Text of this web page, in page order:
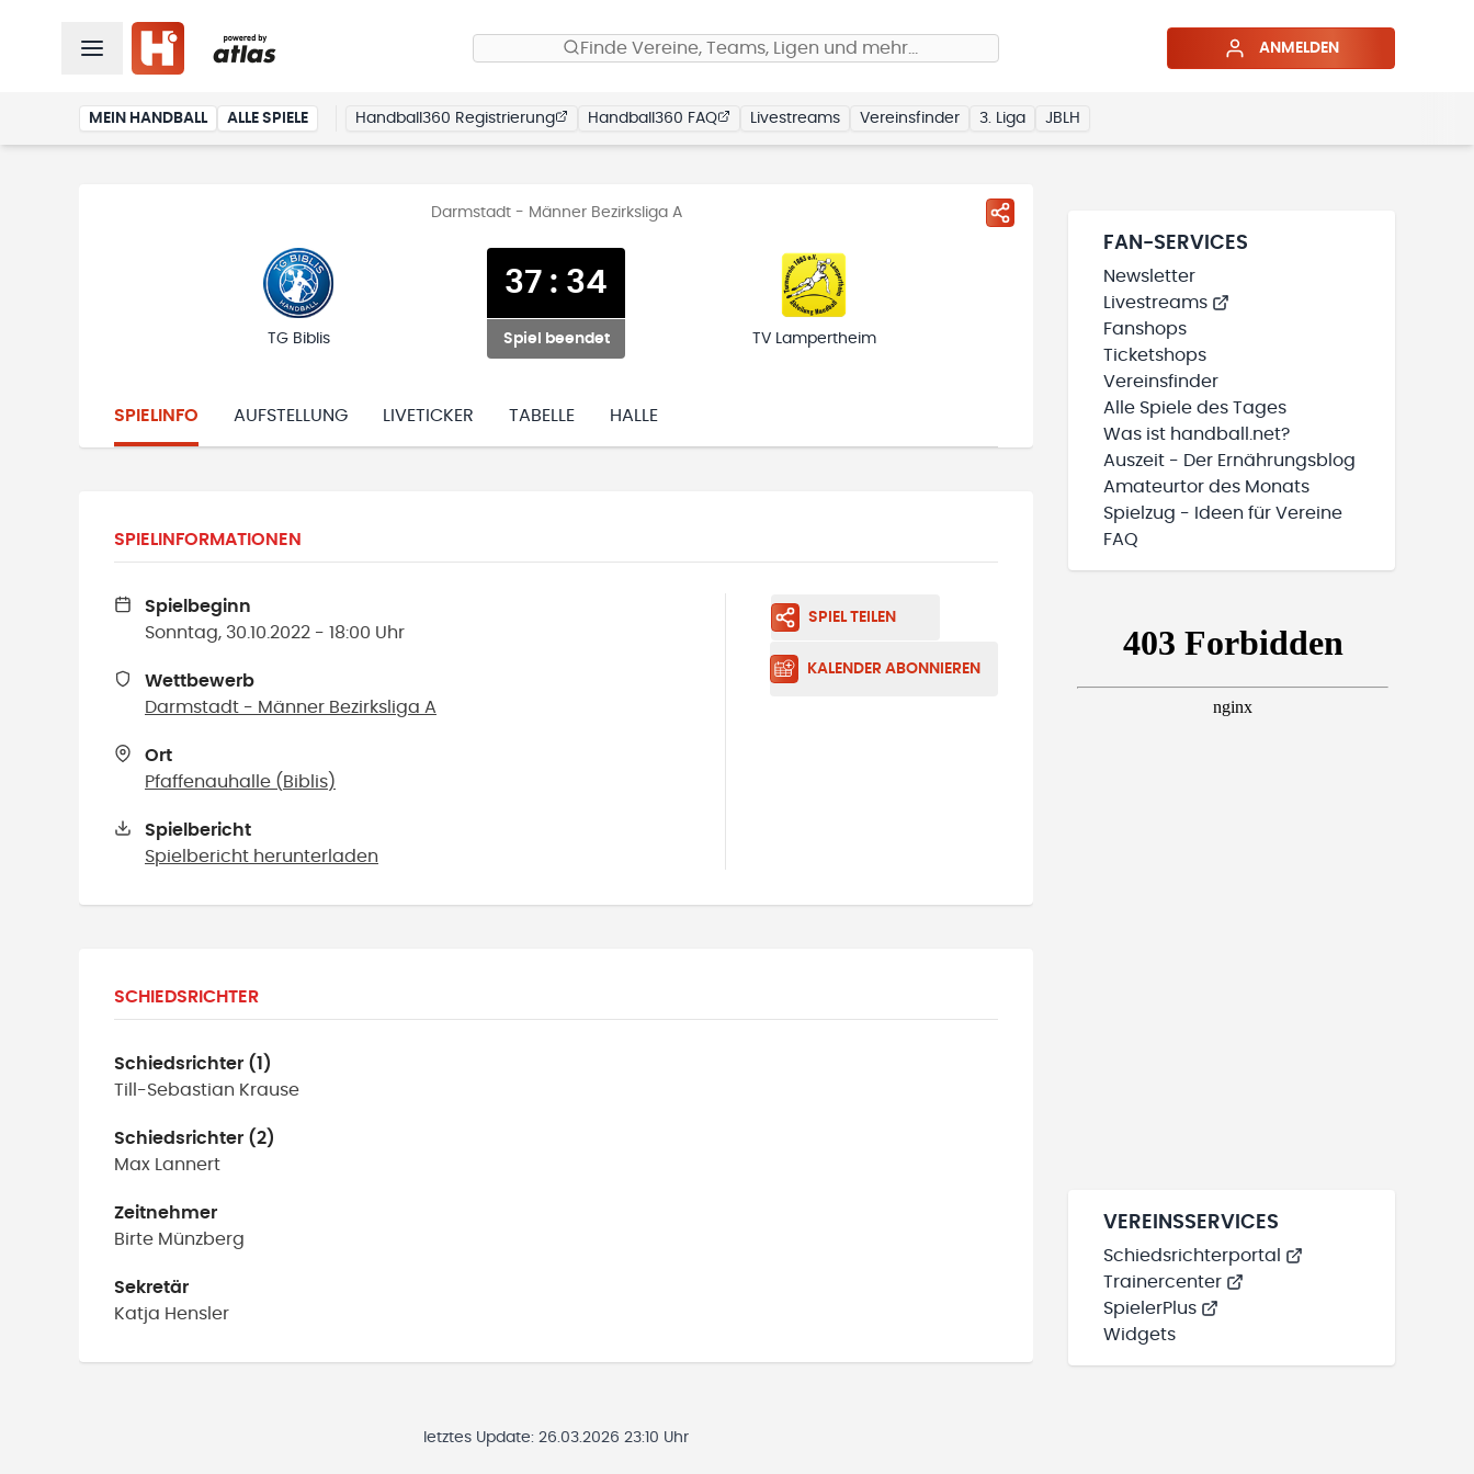
Finde Vereine, Teams, Ligen und mehr… ANMELDEN
MEIN HANDBALL ALLE SPIELE Handball360 Registrierung Handball360 FAQ Livestreams Vereinsfinder 3. Liga JBLH
Darmstadt - Männer Bezirksliga A
TG Biblis
37 : 34
Spiel beendet TV Lampertheim
SPIELINFO AUFSTELLUNG LIVETICKER TABELLE HALLE
SPIELINFORMATIONEN
Spielbeginn
Sonntag, 30.10.2022 - 18:00 Uhr
Wettbewerb
Darmstadt - Männer Bezirksliga A
Ort
Pfaffenauhalle ( Biblis)
Spielbericht
Spielbericht herunterladen
SPIEL TEILEN
KALENDER ABONNIEREN
SCHIEDSRICHTER
Schiedsrichter (1)
Till-Sebastian Krause
Schiedsrichter (2)
Max
Lannert
Zeitnehmer
Birte Münzberg
Sekretär
Katja Hensler
letztes Update: 26.03.2026 23:10 Uhr
FAN-SERVICES
Newsletter
Livestreams
Fanshops
Ticketshops
Vereinsfinder
Alle Spiele des Tages
Was ist handball.net?
Auszeit - Der Ernährungsblog
Amateurtor des Monats
Spielzug - Ideen für Vereine
FAQ
VEREINSSERVICES
Schiedsrichterportal
Trainercenter
SpielerPlus
Widgets